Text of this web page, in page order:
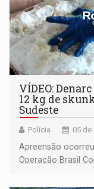
VÍDEO:
12 kg de
Sudeste
Polícia 05 de
Apreensão
Operação Brasil